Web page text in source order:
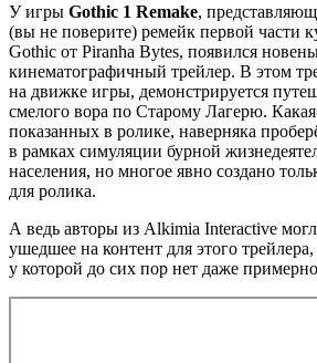
У игры Gothic 1 Remake,
(вы не поверите) ремейк первой части
Gothic от Piranha Bytes, появился
кинематографичный трейлер. В этом
на движке игры, демонстрируется
смелого вора по Старому Лагерю.
показанных в ролике, наверняка
в рамках симуляции бурной
населения, но многое явно создано
для ролика.
А ведь авторы из Alkimia Interactive
ушедшее на контент для этого
у которой до сих пор нет даже